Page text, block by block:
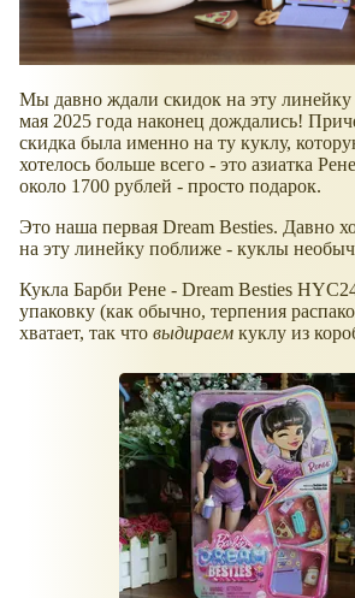
Мы давно ждали скидок на эту линейку
мая 2025 года наконец дождались!
скидка была именно на ту куклу,
хотелось больше всего - это азиатка
около 1700 рублей - просто подарок.
Это наша первая Dream Besties. Давно
на эту линейку поближе - куклы
Кукла Барби Рене - Dream Besties
упаковку (как обычно, терпения
хватает, так что выдираем куклу из